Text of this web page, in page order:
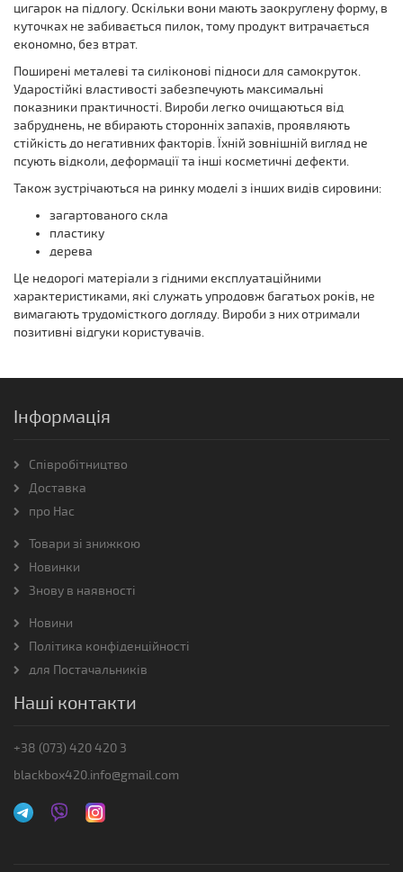
цигарок на підлогу. Оскільки вони мають заокруглену форму, в
куточках не забивається пилок, тому продукт витрачається
економно, без втрат.
Поширені металеві та силіконові підноси для самокруток.
Ударостійкі властивості забезпечують максимальні
показники практичності. Вироби легко очищаються від
забруднень, не вбирають сторонніх запахів, проявляють
стійкість до негативних факторів. Їхній зовнішній вигляд не
псують відколи, деформації та інші косметичні дефекти.
Також зустрічаються на ринку моделі з інших видів сировини:
загартованого скла
пластику
дерева
Це недорогі матеріали з гідними експлуатаційними
характеристиками, які служать упродовж багатьох років, не
вимагають трудомісткого догляду. Вироби з них отримали
позитивні відгуки користувачів.
Інформація
Співробітництво
Доставка
про Нас
Товари зі знижкою
Новинки
Знову в наявності
Новини
Політика конфіденційності
для Постачальників
Наші контакти
+38 (073) 420 420 3
blackbox420.info@gmail.com